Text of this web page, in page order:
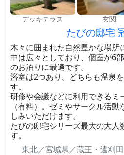
デッキテラス 玄関
たびの邸宅
木々に囲まれた自然豊かな場所
中は広々としており、個室が6
のお泊りに最適です。
浴室は2つあり、どちらも温泉
す。
研修や会議などに利用できるミ
（有料）。ゼミやサークル活
しみいただけます。
たびの邸宅シリーズ最大の大人
す。
東北／宮城県／蔵王・遠刈田